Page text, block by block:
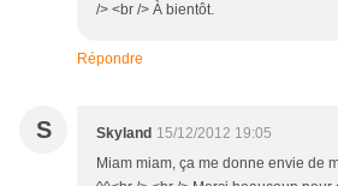
/> <br /> À bientôt.
Répondre
S Skyland 15/12/2012 19:05
Miam miam, ça me donne envie de